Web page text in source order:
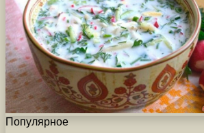
Популярное